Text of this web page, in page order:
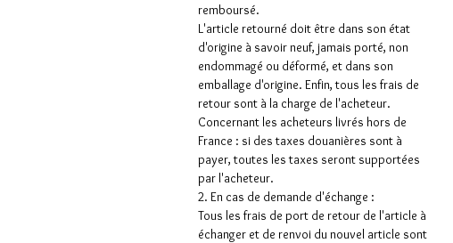
remboursé.
L'article retourné doit être dans son état
d'origine à savoir neuf, jamais porté, non
endommagé ou déformé, et dans son
emballage d'origine. Enfin, tous les frais de
retour sont à la charge de l'acheteur.
Concernant les acheteurs livrés hors de
France : si des taxes douanières sont à
payer, toutes les taxes seront supportées
par l'acheteur.
2. En cas de demande d'échange :
Tous les frais de port de retour de l'article à
échanger et de renvoi du nouvel article sont